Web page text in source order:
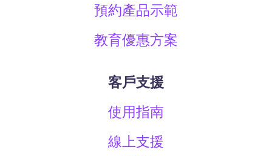
預約產品示範
教育優惠方案
客戶支援
使用指南
線上支援